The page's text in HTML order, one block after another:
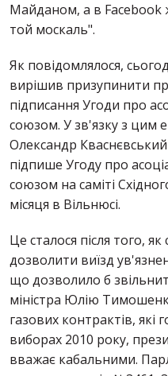
Майданом, а в Facebook
той москаль".
Як повідомлялося,
вирішив призупинити
підписання Угоди про
союзом. У зв'язку з цим
Олександр
підпише Угоду про
союзом на саміті
місяця в Вільнюсі.
Це сталося після того,
дозволити виїзд
що дозволило б
міністра Юлію
газових контрактів, які
виборах 2010 року,
вважає кабальними.